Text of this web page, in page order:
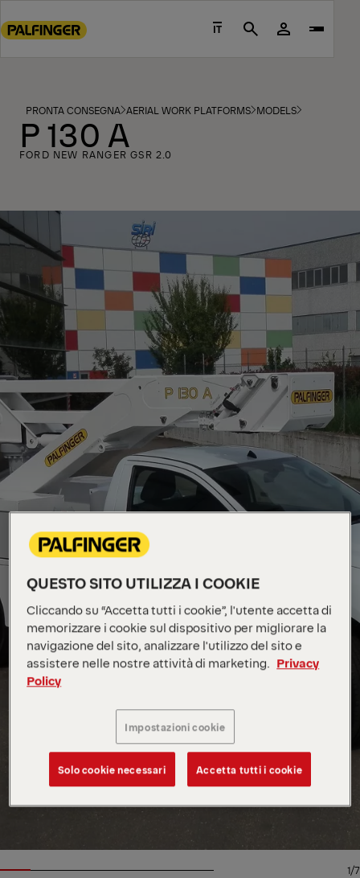
to
footer
content
IT Search
PRONTA CONSEGNA AERIAL WORK PLATFORMS MODELS
P 130 A
FORD NEW RANGER GSR 2.0
1/7
QUESTO SITO UTILIZZA I COOKIE
Cliccando su “Accetta tutti i cookie”, l'utente accetta di
memorizzare i cookie sul dispositivo per migliorare la
navigazione del sito, analizzare l'utilizzo del sito e
assistere nelle nostre attività di marketing.
Privacy
Policy
Impostazioni cookie
Solo cookie necessari Accetta tutti i cookie